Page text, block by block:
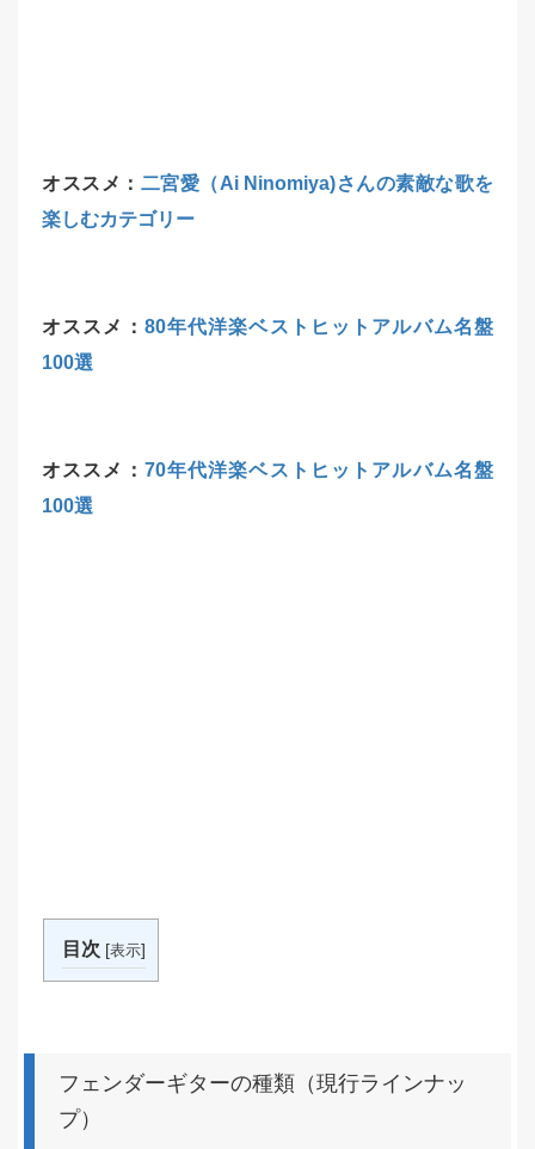
オススメ： 二宮愛（Ai Ninomiya)さんの素敵な歌を
楽しむカテゴリー
オススメ： 80年代洋楽ベストヒットアルバム名盤
100選
オススメ： 70年代洋楽ベストヒットアルバム名盤
100選
目次 [表示]
フェンダーギターの種類（現行ラインナッ
プ）